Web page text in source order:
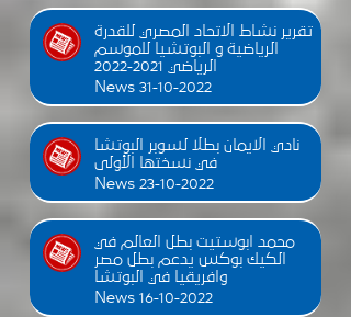
تقرير نشاط الاتحاد المصري للقدرة
الرياضية و البوتشيا للموسم
الرياضي 2021-2022
News 31-10-2022
نادي الايمان بطلا لسوبر البوتشا
في نسختها الأولى
News 23-10-2022
محمد ابوستيت بطل العالم في
الكيك بوكس يدعم بطل مصر
وافريقيا في البوتشا
News 16-10-2022